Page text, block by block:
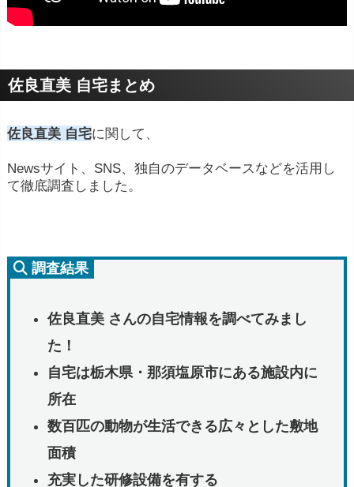
佐良直美 自宅まとめ
佐良直美 自宅に関して、
Newsサイト、SNS、独自のデータベースなどを活用し
て徹底調査しました。
調査結果
佐良直美 さんの自宅情報を調べてみまし
た！
自宅は栃木県・那須塩原市にある施設内に
所在
数百匹の動物が生活できる広々とした敷地
面積
充実した研修設備を有する